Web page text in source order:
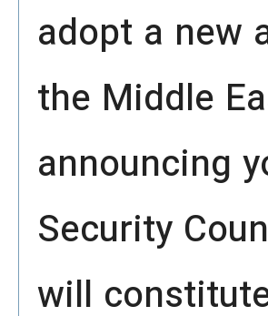
adopt a new
the Middle
announcing
Security
will